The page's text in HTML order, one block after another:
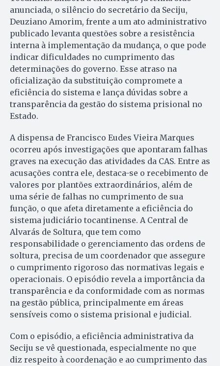
anunciada, o silêncio do secretário da Seciju,
Deuziano Amorim, frente a um ato administrativo
publicado levanta questões sobre a resistência
interna à implementação da mudança, o que pode
indicar dificuldades no cumprimento das
determinações do governo. Esse atraso na
oficialização da substituição compromete a
eficiência do sistema e lança dúvidas sobre a
transparência da gestão do sistema prisional no
Estado.
A dispensa de Francisco Eudes Vieira Marques
ocorreu após investigações que apontaram falhas
graves na execução das atividades da CAS. Entre as
acusações contra ele, destaca-se o recebimento de
valores por plantões extraordinários, além de
uma série de falhas no cumprimento de sua
função, o que afeta diretamente a eficiência do
sistema judiciário tocantinense. A Central de
Alvarás de Soltura, que tem como
responsabilidade o gerenciamento das ordens de
soltura, precisa de um coordenador que assegure
o cumprimento rigoroso das normativas legais e
operacionais. O episódio revela a importância da
transparência e da conformidade com as normas
na gestão pública, principalmente em áreas
sensíveis como o sistema prisional e judicial.
Com o episódio, a eficiência administrativa da
Seciju se vê questionada, especialmente no que
diz respeito à coordenação e ao cumprimento das